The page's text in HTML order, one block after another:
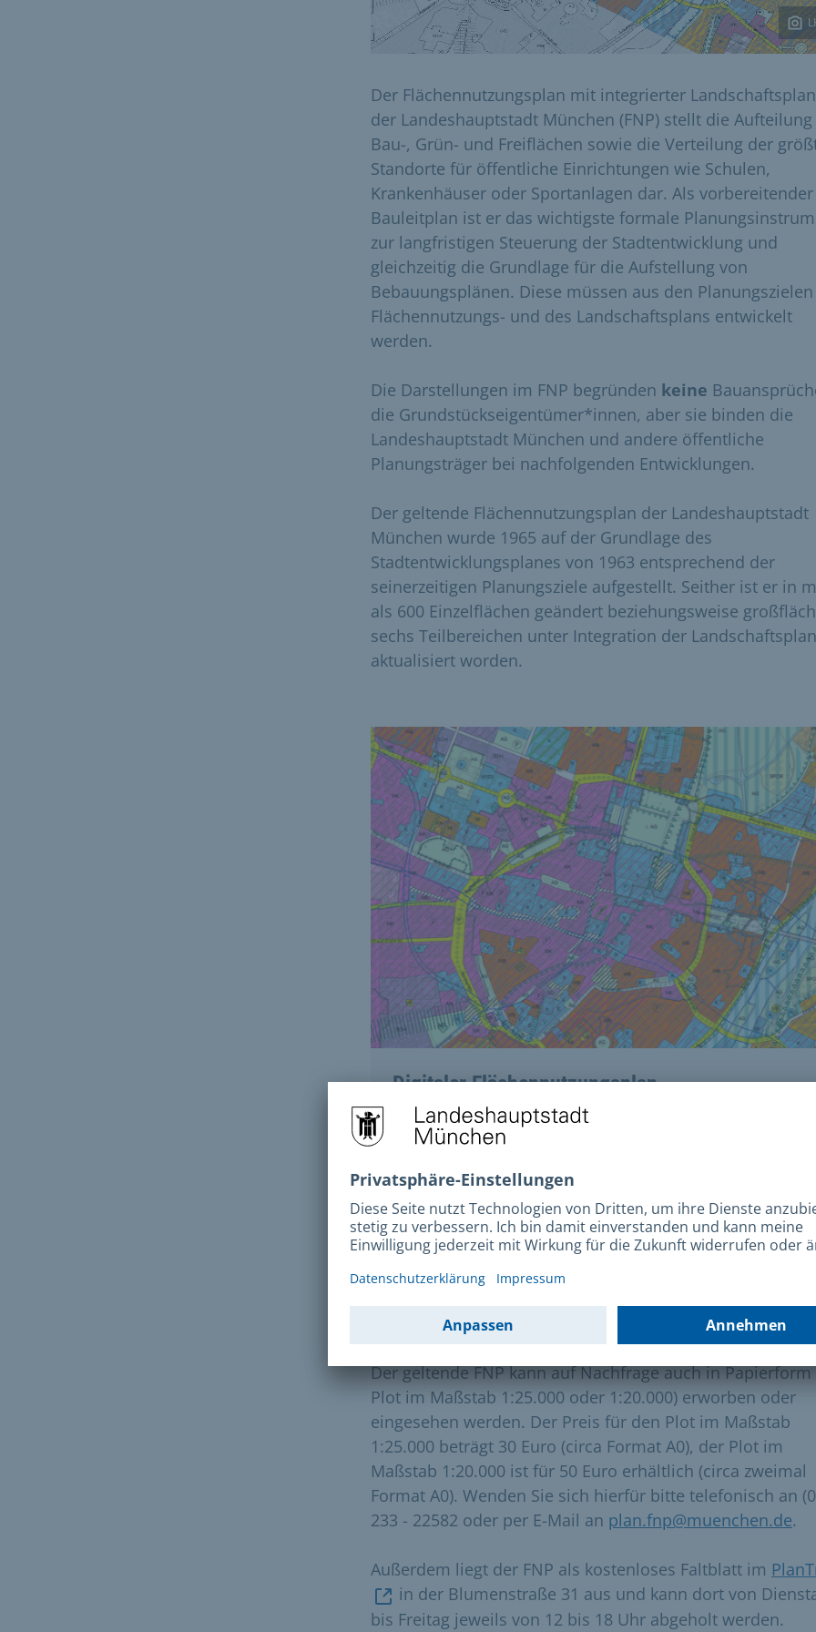
Der Flächennutzungsplan mit integrierter
der Landeshauptstadt München (FNP) stellt die
Bau-, Grün- und Freiflächen sowie die Verteilung der
Standorte für öffentliche Einrichtungen wie Schulen,
Krankenhäuser oder Sportanlagen dar. Als vorbereitender
Bauleitplan ist er das wichtigste formale
zur langfristigen Steuerung der Stadtentwicklung und
gleichzeitig die Grundlage für die Aufstellung von
Bebauungsplänen. Diese müssen aus den
Flächennutzungs- und des Landschaftsplans entwickelt
werden.
Die Darstellungen im FNP begründen keine
die Grundstückseigentümer*innen, aber sie binden die
Landeshauptstadt München und andere öffentliche
Planungsträger bei nachfolgenden Entwicklungen.
Der geltende Flächennutzungsplan der Landeshauptstadt
München wurde 1965 auf der Grundlage des
Stadtentwicklungsplanes von 1963 entsprechend der
seinerzeitigen Planungsziele aufgestellt. Seither ist er in
als 600 Einzelflächen geändert beziehungsweise
sechs Teilbereichen unter Integration der
aktualisiert worden.
Digitaler Flächennutzungsplan
Im Geoportal der Landeshauptstadt München finden
die digitale Version des Flächennutzungsplans.
Zum digitalen FNP
Der FNP in Papierform
Der geltende FNP kann auf Nachfrage auch in Papierform
Plot im Maßstab 1:25.000 oder 1:20.000) erworben oder
eingesehen werden. Der Preis für den Plot im Maßstab
1:25.000 beträgt 30 Euro (circa Format A0), der Plot im
Maßstab 1:20.000 ist für 50 Euro erhältlich (circa zweimal
Format A0). Wenden Sie sich hierfür bitte telefonisch an
233 - 22582 oder per E-Mail an plan.fnp@muenchen.de.
Außerdem liegt der FNP als kostenloses Faltblatt im
in der Blumenstraße 31 aus und kann dort von
bis Freitag jeweils von 12 bis 18 Uhr abgeholt werden.